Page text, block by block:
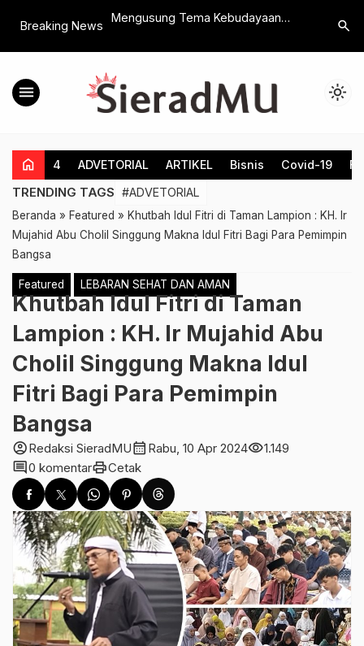
Breaking News
di Sea
Mengusung Tema Kebudayaan
Meriahkan Festival Takbir Idul Adha
SPAI-Madusega
Duh
Aparat
search
menu light_mode
home 4 ADVETORIAL ARTIKEL Bisnis Covid-19
TRENDING TAGS #ADVETORIAL
Beranda » Featured » Khutbah Idul Fitri di Taman Lampion : KH. Ir
Mujahid Abu Cholil Singgung Makna Idul Fitri Bagi Para Pemimpin
Bangsa
Featured LEBARAN SEHAT DAN AMAN
Khutbah Idul Fitri di Taman
Lampion : KH. Ir Mujahid Abu
Cholil Singgung Makna Idul
Fitri Bagi Para Pemimpin
Bangsa
account_circleRedaksi SieradMUcalendar_month Rabu, 10 Apr 2024visibility1.149
comment0 komentarprintCetak